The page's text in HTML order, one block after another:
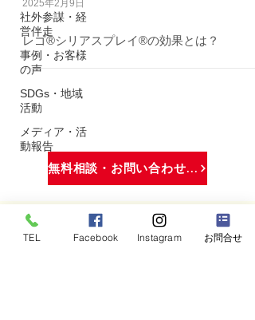
社外参謀・経
営伴走
事例・お客様
の声
SDGs・地域
活動
メディア・活
動報告
2025年2月9日
レゴ®シリアスプレイ®の効果とは？
無料相談・お問い合わせはこちら
TEL Facebook Instagram お問合せ